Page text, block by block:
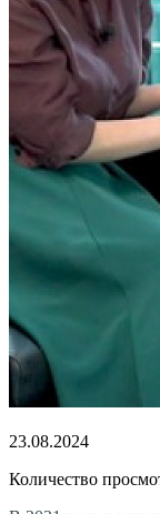
23.08.2024
Количество